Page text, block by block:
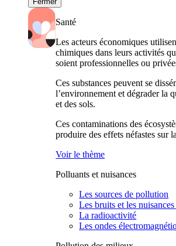
Santé
Les acteurs économiques
chimiques dans leurs activités
soient professionnelles ou
Ces substances peuvent se
l’environnement et dégrader la
et des sols.
Ces contaminations des
produire des effets néfastes sur
Voir le thème
Polluants et nuisances
Les sources de pollution
Les bruits et les nuisances
La radioactivité
Les ondes